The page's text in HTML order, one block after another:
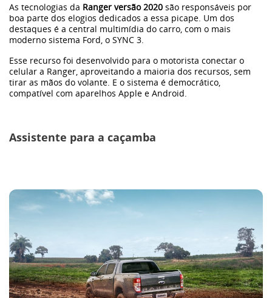
WeCharge
Carros elétricos
Bronco
Omoda | Jaecoo
Blog
Post
As tecnologias da Ranger versão 2020 são responsáveis por
boa parte dos elogios dedicados a essa picape. Um dos
destaques é a central multimídia do carro, com o mais
moderno sistema Ford, o SYNC 3.
Esse recurso foi desenvolvido para o motorista conectar o
celular a Ranger, aproveitando a maioria dos recursos, sem
tirar as mãos do volante. E o sistema é democrático,
compatível com aparelhos Apple e Android.
Assistente para a caçamba